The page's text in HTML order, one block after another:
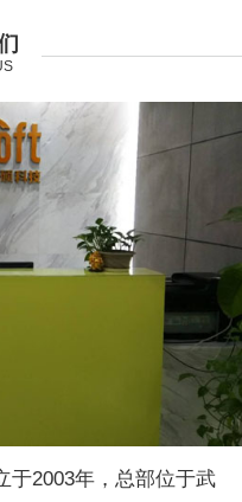
于2003年，总部位于武